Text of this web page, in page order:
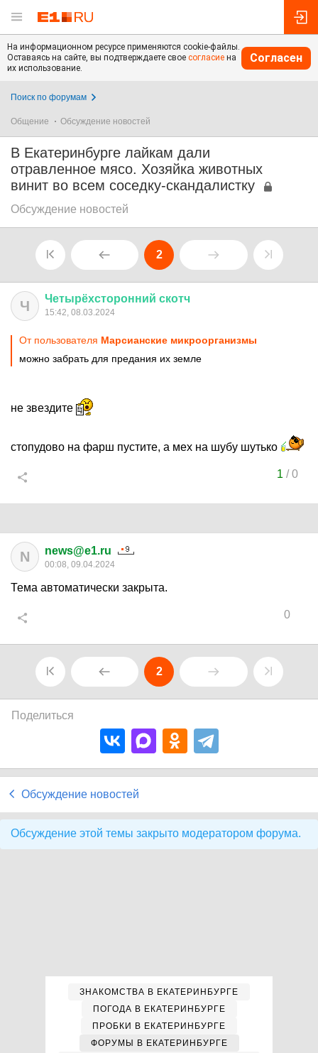
На информационном ресурсе применяются cookie-файлы.
Оставаясь на сайте, вы подтверждаете свое согласие на
их использование.
Согласен
Поиск по форумам
Общение Обсуждение новостей
В Екатеринбурге лайкам дали
отравленное мясо. Хозяйка животных
винит во всем соседку-скандалистку
Обсуждение новостей
2
Ч Четырёхсторонний скотч
15:42, 08.03.2024
От пользователя Марсианские микроорганизмы
можно забрать для предания их земле
не звездите
стопудово на фарш пустите, а мех на шубу шутько
1 /0
N news@e1.ru
00:08, 09.04.2024
Тема автоматически закрыта.
0
2
Поделиться
Обсуждение новостей
Обсуждение этой темы закрыто модератором форума.
ЗНАКОМСТВА В ЕКАТЕРИНБУРГЕ
ПОГОДА В ЕКАТЕРИНБУРГЕ
ПРОБКИ В ЕКАТЕРИНБУРГЕ
ФОРУМЫ В ЕКАТЕРИНБУРГЕ